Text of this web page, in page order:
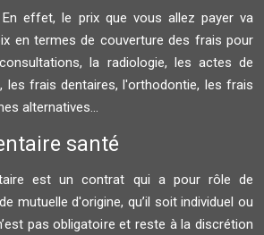
effet, le prix que vous allez payer va
en termes de couverture des frais pour
la radiologie, les actes de
les frais dentaires, l'orthodontie, les frais
alternatives...
santé
est un contrat qui a pour rôle de
mutuelle d'origine, qu’il soit individuel ou
pas obligatoire et reste à la discrétion